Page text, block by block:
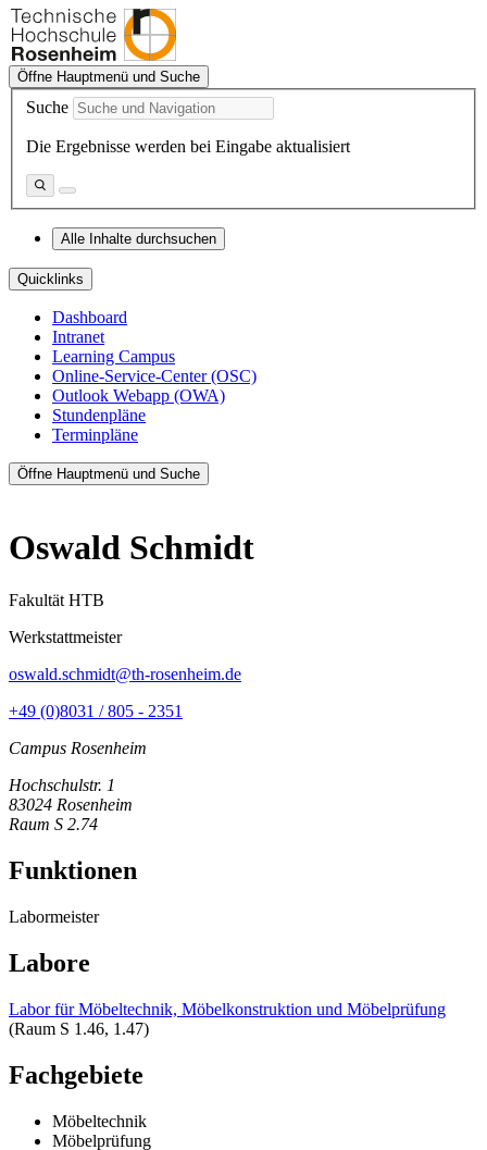
Öffne Hauptmenü und Suche
Suche
Die Ergebnisse werden bei Eingabe aktualisiert
Alle Inhalte durchsuchen
Quicklinks
Dashboard
Intranet
Learning Campus
Online-Service-Center (OSC)
Outlook Webapp (OWA)
Stundenpläne
Terminpläne
Öffne Hauptmenü und Suche
Oswald Schmidt
Fakultät HTB
Werkstattmeister
oswald.schmidt@th-rosenheim.de
+49 (0)8031 / 805 - 2351
Campus Rosenheim
Hochschulstr. 1
83024 Rosenheim
Raum S 2.74
Funktionen
Labormeister
Labore
Labor für Möbeltechnik, Möbelkonstruktion und Möbelprüfung
(Raum S 1.46, 1.47)
Fachgebiete
Möbeltechnik
Möbelprüfung